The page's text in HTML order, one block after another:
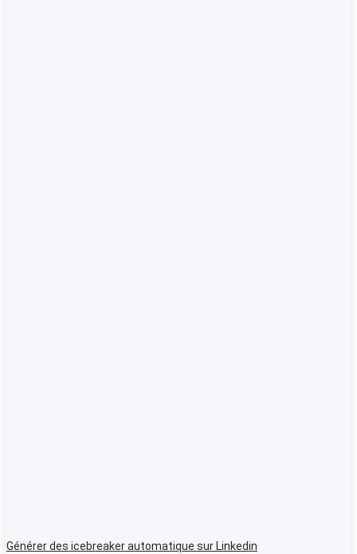
Générer des icebreaker automatique sur Linkedin